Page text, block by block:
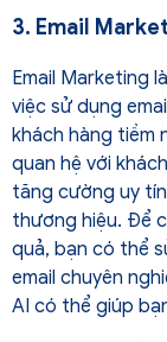
3. Email
Email Marketing
việc sử dụng
khách hàng tiềm
quan hệ với
tăng cường uy
thương hiệu. Để
quả, bạn có thể
email chuyên
AI có thể giúp